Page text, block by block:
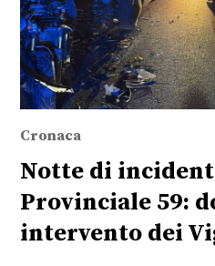
Cronaca
Notte di
Provinciale 59:
intervento dei